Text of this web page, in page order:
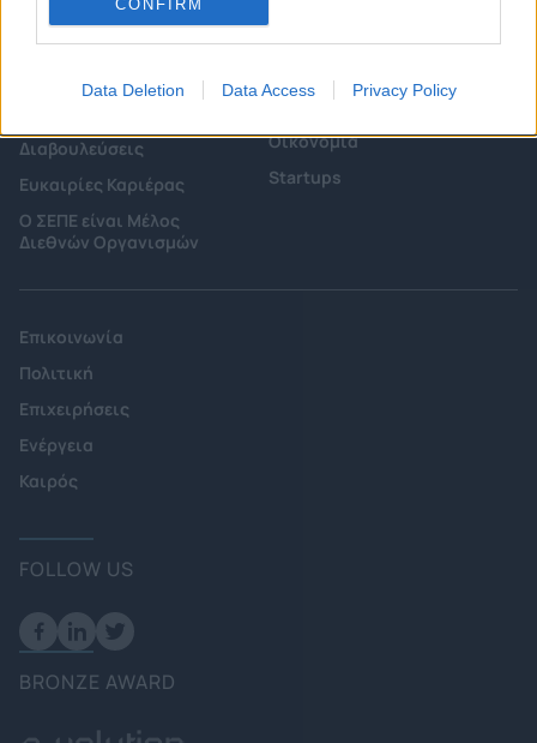
CONFIRM
Data Deletion Data Access Privacy Policy
Επιτροπές & Ομάδες
Εκδηλώσεις
Διαβουλεύσεις
Ευκαιρίες Καριέρας
Ο ΣΕΠΕ είναι Μέλος
Διεθνών Οργανισμών
Άρθρα & Συνεντεύξεις
Οικονομία
Startups
Επικοινωνία
Πολιτική
Επιχειρήσεις
Ενέργεια
Καιρός
FOLLOW US
BRONZE AWARD